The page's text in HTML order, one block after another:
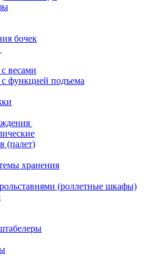
бочек
весами
функцией подъема
(палет)
хранения
(роллетные шкафы)